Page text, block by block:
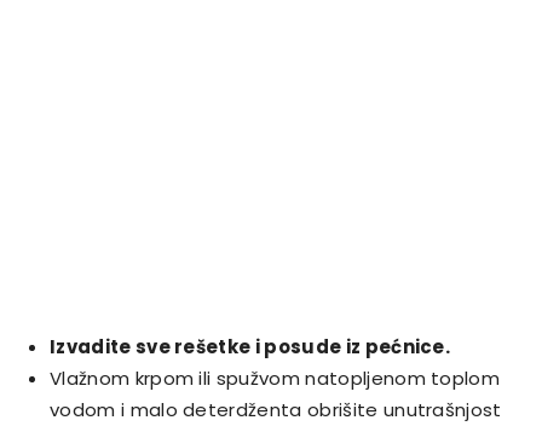
Izvadite sve rešetke i posude iz pećnice.
Vlažnom krpom ili spužvom natopljenom toplom
vodom i malo deterdženta obrišite unutrašnjost